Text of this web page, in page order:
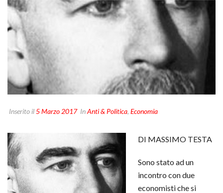
Inserito il5 Marzo 2017 InAnti & Politica, Economia
DI MASSIMO TESTA
Sono stato ad un
incontro con due
economisti che si